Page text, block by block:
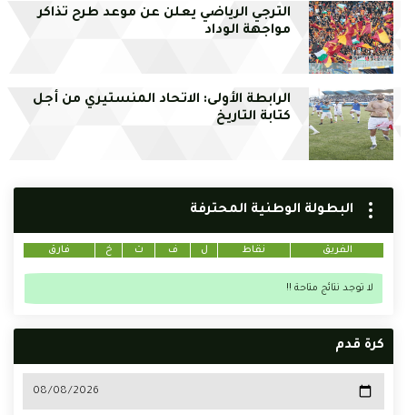
الترجي الرياضي يعلن عن موعد طرح تذاكر
مواجهة الوداد
الرابطة الأولى: الاتحاد المنستيري من أجل
كتابة التاريخ
البطولة الوطنية المحترفة
الفريق نقاط ل ف ت خ فارق
لا توجد نتائج متاحة !!
كرة قدم